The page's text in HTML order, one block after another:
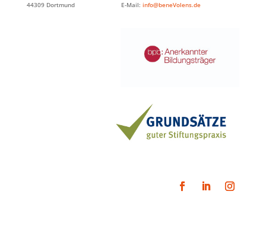
44309 Dortmund E-Mail: info@beneVolens.de